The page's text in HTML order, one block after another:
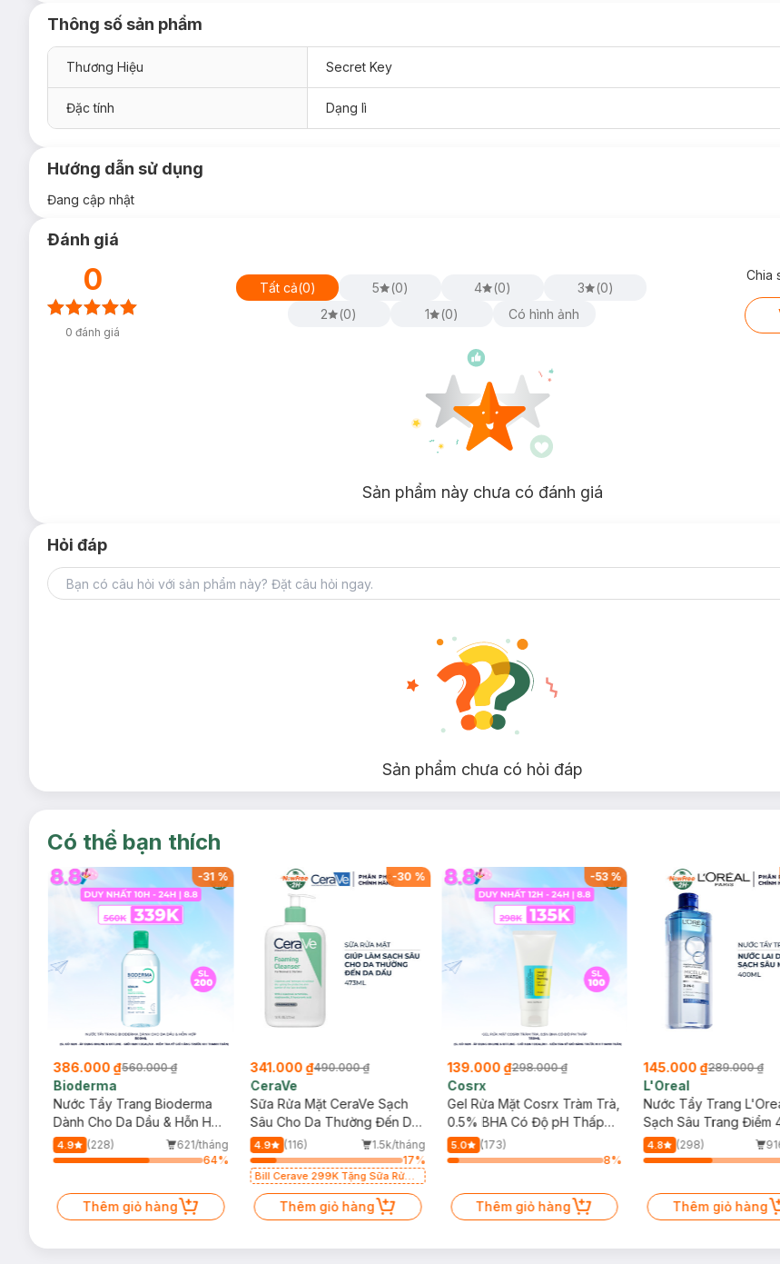
Thông số sản phẩm
Thương Hiệu Secret Key
Đặc tính Dạng lì
Hướng dẫn sử dụng
Đang cập nhật
Đánh giá
0
0 đánh giá
Tất cả(0) 5 (0) 4 (0) 3 (0)
2
(0) 1 (0) Có hình ảnh
Chia
Sản phẩm này chưa có đánh giá
Hỏi đáp
Sản phẩm chưa có hỏi đáp
Có thể bạn thích
-31 %
386.000 ₫560.000 ₫
Bioderma
Nước Tẩy Trang Bioderma
Dành Cho Da Dầu & Hỗn Hợp
500ml
4.9 (228)
621/tháng
64%
Thêm giỏ hàng
-30 %
341.000 ₫490.000 ₫
CeraVe
Sữa Rửa Mặt CeraVe Sạch
Sâu Cho Da Thường Đến Da
Dầu 473ml
4.9 (116)
1.5k/tháng
17%
Bill Cerave 299K Tặng Sữa Rửa
Thêm giỏ hàng
-53%
139.000 ₫298.000 ₫
Cosrx
Gel Rửa Mặt Cosrx Tràm Trà,
0.5% BHA Có Độ pH Thấp
150ml
5.0
(173)
8%
Thêm giỏ hàng
145.000 ₫289.000 ₫
L'Oreal
Nước Tẩy Trang
Sạch Sâu Trang Điểm
4.8 (298)
Thêm giỏ hàng